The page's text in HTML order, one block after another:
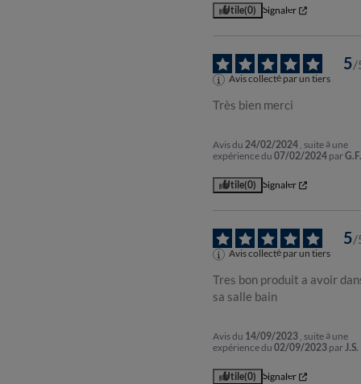
Utile(0) Signaler
5/
Avis collecté par un tiers
Très bien merci
Avis du24/02/2024 , suite à une
expérience du07/02/2024 par
Utile(0) Signaler
5/
Avis collecté par un tiers
Tres bon produit a avoir
sa salle bain
Avis du 14/09/2023 , suite à une
expérience du02/09/2023 parJ.S.
Utile(0) Signaler